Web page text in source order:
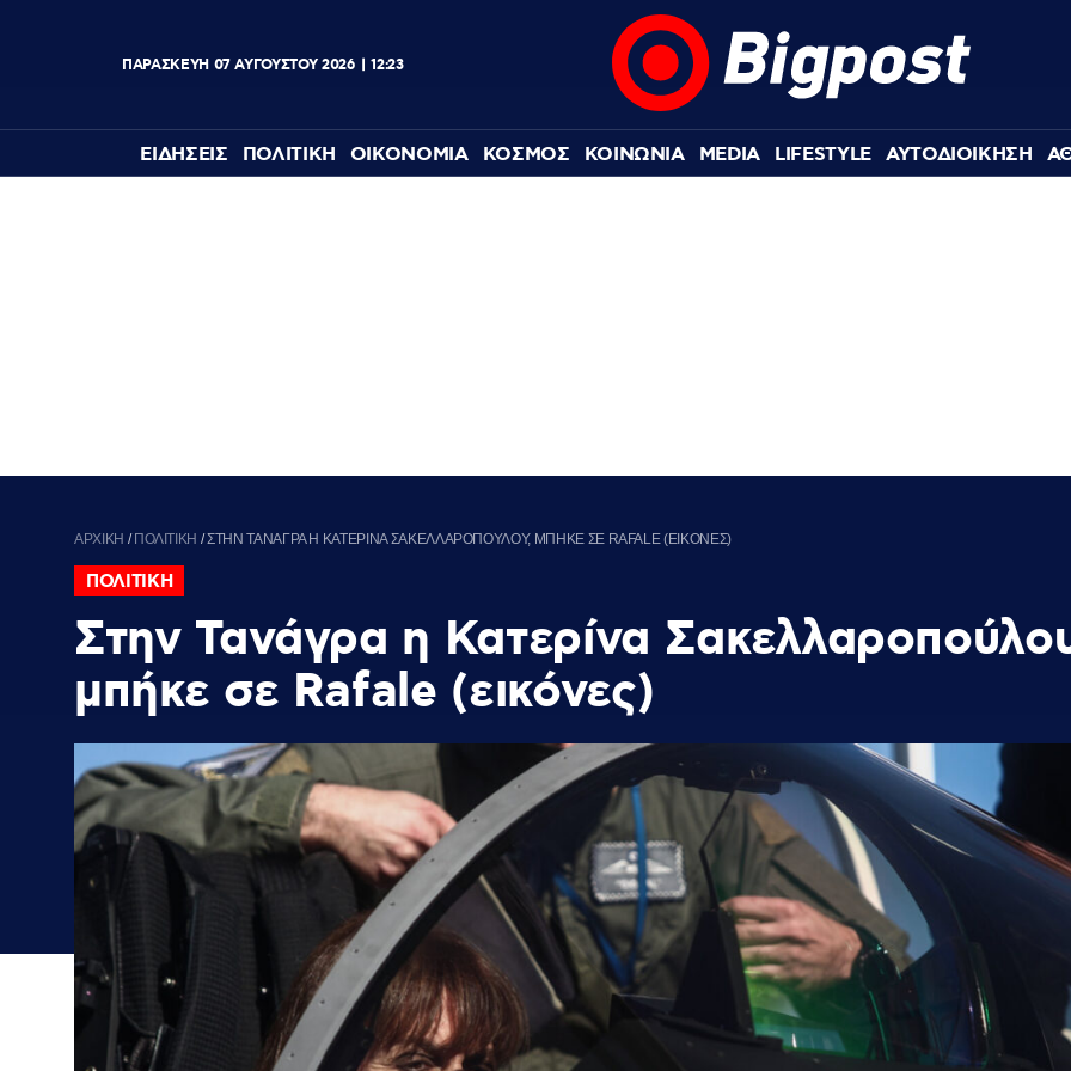
ΠΑΡΑΣΚΕΥΗ 07 ΑΥΓΟΥΣΤΟΥ 2026 12:23
ΕΙΔΗΣΕΙΣ ΠΟΛΙΤΙΚΗ ΟΙΚΟΝΟΜΙΑ ΚΟΣΜΟΣ ΚΟΙΝΩΝΙΑ MEDIA LIFESTYLE ΑΥΤΟΔΙΟΙΚΗΣΗ
ΑΡΧΙΚΗ / ΠΟΛΙΤΙΚΗ /ΣΤΗΝ ΤΑΝΑΓΡΑ Η ΚΑΤΕΡΙΝΑ ΣΑΚΕΛΛΑΡΟΠΟΥΛΟΥ, ΜΠΗΚΕ ΣΕ RAFALE (ΕΙΚΟΝΕΣ)
ΠΟΛΙΤΙΚΗ
Στην Τανάγρα η Κατερίνα
μπήκε σε Rafale (εικόνες)